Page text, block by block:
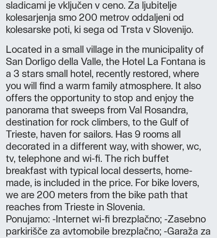
sladicami je vključen v ceno. Za ljubitelje
kolesarjenja smo 200 metrov oddaljeni od
kolesarske poti, ki sega od Trsta v Slovenijo.
Located in a small village in the municipality of
San Dorligo della Valle, the Hotel La Fontana is
a 3 stars small hotel, recently restored, where
you will find a warm family atmosphere. It also
offers the opportunity to stop and enjoy the
panorama that sweeps from Val Rosandra,
destination for rock climbers, to the Gulf of
Trieste, haven for sailors. Has 9 rooms all
decorated in a different way, with shower, wc,
tv, telephone and wi-fi. The rich buffet
breakfast with typical local desserts, home-
made, is included in the price. For bike lovers,
we are 200 meters from the bike path that
reaches from Trieste in Slovenia.
Ponujamo: -Internet wi-fi brezplačno; -Zasebno
parkirišče za avtomobile brezplačno; -Garaža za